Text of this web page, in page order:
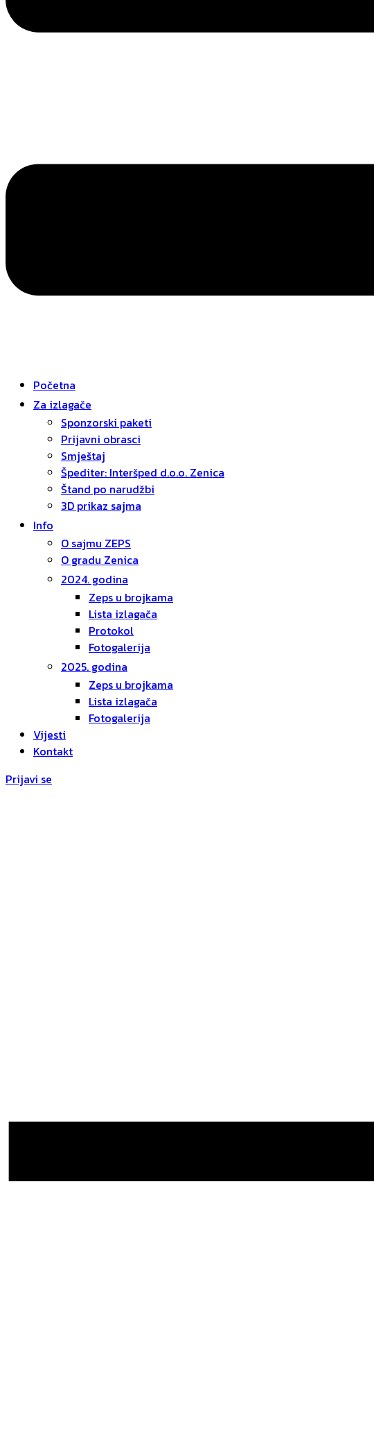
Početna
Za izlagače
Sponzorski paketi
Prijavni obrasci
Smještaj
Špediter: Interšped d.o.o. Zenica
Štand po narudžbi
3D prikaz sajma
Info
O sajmu ZEPS
O gradu Zenica
2024. godina
Zeps u brojkama
Lista izlagača
Protokol
Fotogalerija
2025. godina
Zeps u brojkama
Lista izlagača
Fotogalerija
Vijesti
Kontakt
Prijavi se